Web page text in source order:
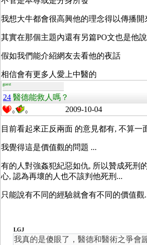
我想大牛都會很高興他的理念得以傳播開
其實在那個主題內還有另篇PO文也是他
假如我們能介紹網友去看他的夜話
相信會有更多人愛上中醫的
guest
24 醫德能救人嗎？
0 0 2009-10-04
目前看起來正反兩面 的意見都有, 不算一
我覺得這是價值觀的問題 ...
有的人對強姦犯紀惡如仇, 所以贊成死刑
心, 認為再壞的人也不該判他死刑...
只能說有不同的經驗就會有不同的價值觀.
LGJ
我真的是傻眼了，醫德和醫術之爭會